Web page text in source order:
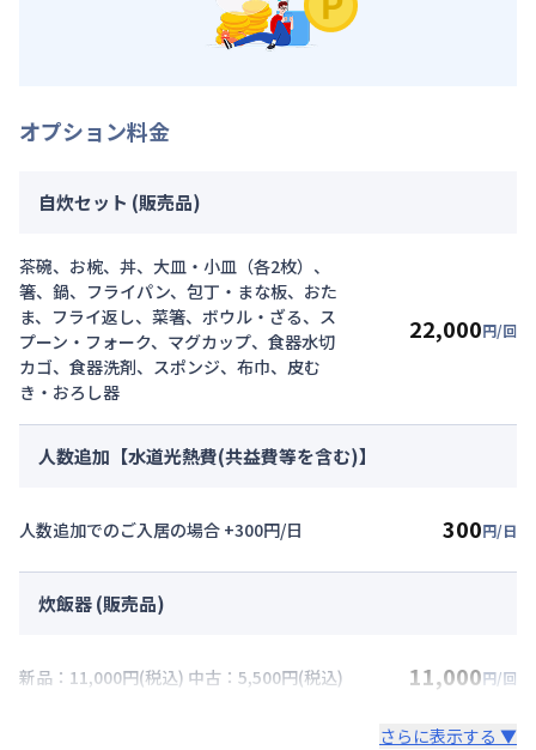
オプション料金
自炊セット (販売品)
茶碗、お椀、丼、大皿・小皿（各2枚）、
箸、鍋、フライパン、包丁・まな板、おた
ま、フライ返し、菜箸、ボウル・ざる、ス
プーン・フォーク、マグカップ、食器水切
カゴ、食器洗剤、スポンジ、布巾、皮む
き・おろし器
22,000円/回
人数追加【水道光熱費(共益費等を含む)】
人数追加でのご入居の場合 +300円/日 300円/日
炊飯器 (販売品)
新品：11,000円(税込) 中古：5,500円(税込) 11,000円/回
さらに表示する ▼